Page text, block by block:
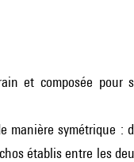
et composée
manière symétrique :
établis entre les